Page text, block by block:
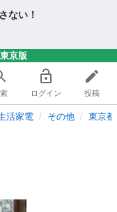
ない！
京版
ログイン 投稿
活家電 その他 東京